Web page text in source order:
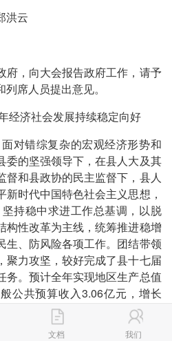
洪云
，向大会报告政府工作，请予
席人员提出意见。
济社会发展持续稳定向好
错综复杂的宏观经济形势和
委的坚强领导下，在县人大及其
督和县政协的民主监督下，县人
时代中国特色社会主义思想，
持稳中求进工作总基调，以脱
构性改革为主线，统筹推进稳增
生、防风险各项工作。团结带领
聚力攻坚，较好完成了县十七届
务。预计全年实现地区生产总值
公共预算收入3.06亿元，增长
，增长19.9%;对外贸易进出口
社会消费品零售总额11.85亿
文档 我们